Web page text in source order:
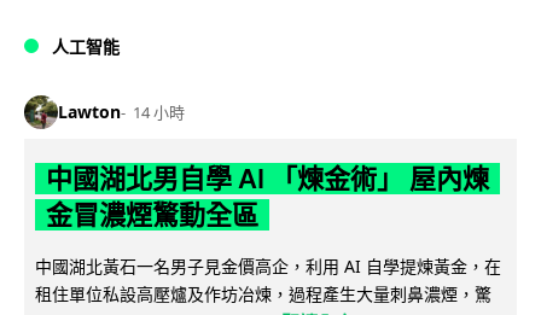
人工智能
Lawton 14 小時
中國湖北男自學 AI 「煉金術」 屋內煉
金冒濃煙驚動全區
中國湖北黃石一名男子見金價高企，利用 AI 自學提煉黃金，在
租住單位私設高壓爐及作坊冶煉，過程產生大量刺鼻濃煙，驚